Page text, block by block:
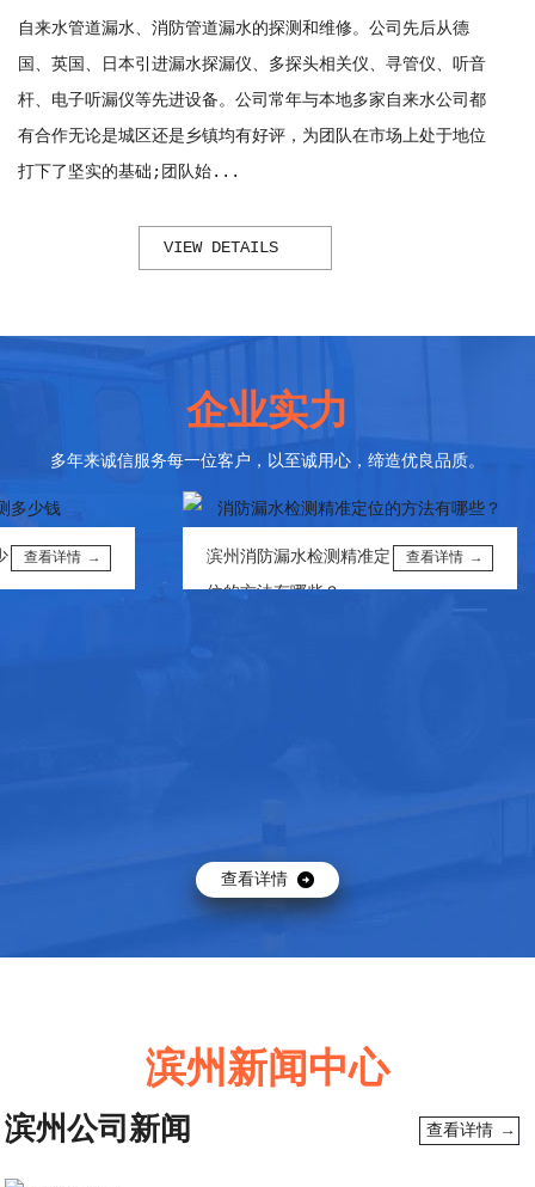
自来水管道漏水、消防管道漏水的探测和维修。公司先后从德
国、英国、日本引进漏水探漏仪、多探头相关仪、寻管仪、听音
杆、电子听漏仪等先进设备。公司常年与本地多家自来水公司都
有合作无论是城区还是乡镇均有好评，为团队在市场上处于地位
打下了坚实的基础;团队始...
VIEW DETAILS
企业实力
多年来诚信服务每一位客户，以至诚用心，缔造优良品质。
查看详情 → 查看详情 →
滨州消防漏水检测精准定
位的方法有哪些？
滨州上门精准测漏避坑指
查看详情
滨州新闻中心
查看详情 →
滨州公司新闻